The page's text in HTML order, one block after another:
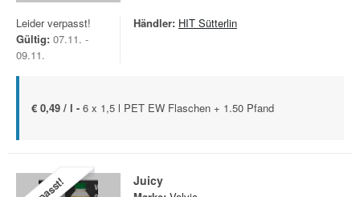
Leider verpasst!
Gültig: 07.11. -
09.11.
Händler: HIT Sütterlin
€ 0,49 / l - 6 x 1,5 l PET EW Flaschen + 1.50 Pfand
Juicy